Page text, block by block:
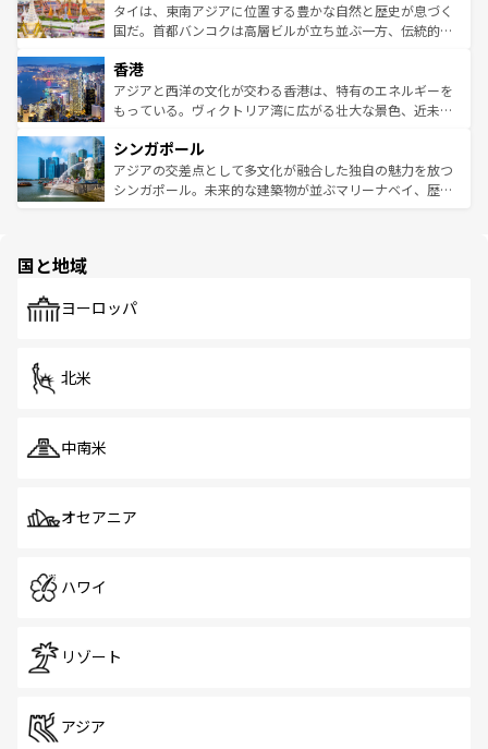
わってみてほしい。 なお、新着の韓国情報はコンテンツ一
覧を参照してほしい。
ーチミン市のフランス統治時代の建物も、独特の雰囲気を
醸し出している。また、バラエティの豊かさとおいしさで
とつ。フォーやバインミー、ベトナムコーヒーなどは、ぜ
ひ現地で味わいたい。どの地域を訪れてもあたたかい人々
が旅行者を迎えてくれるので、きっと忘れられない旅にな
参照してほしい。
タイは、東南アジアに位置する豊かな自然と歴史が息づく
国だ。首都バンコクは高層ビルが立ち並ぶ一方、伝統的な
の活気が交差している。北部ではチェンマイなどの山岳地
帯で自然と触れ合い、南部ではプーケットやクラビの美し
いビーチでリゾート気分を楽しむことができる。タイ料理
激する。気候は一年中温暖で、どの季節にも異なる楽しみ
が待っている。親しみやすいタイの人々、仏教を中心とし
た文化、そして多様な観光資源が、訪れる旅人を魅了し続
香港
アジアと西洋の文化が交わる香港は、特有のエネルギーを
もっている。ヴィクトリア湾に広がる壮大な景色、近未来
み、どこを訪れても感動するはず。観光スポットが密集し
ており、効率よく見どころを回れるのも魅力。息をのむよ
うな絶景から文化的な体験まで、香港を存分に楽しみ尽く
シンガポール
アジアの交差点として多文化が融合した独自の魅力を放つ
シンガポール。未来的な建築物が並ぶマリーナベイ、歴史
で、ホーカーズは地元の風情を楽しめる外せないスポット
国と地域
ヨーロッパ
北米
中南米
オセアニア
ハワイ
リゾート
アジア